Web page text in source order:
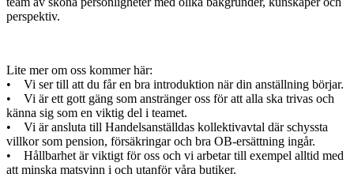
perspektiv.
Lite mer om oss kommer här:
• Vi ser till att du får en bra introduktion när din anställning börjar.
• Vi är ett gott gäng som anstränger oss för att alla ska trivas och
känna sig som en viktig del i teamet.
• Vi är ansluta till Handelsanställdas kollektivavtal där schyssta
villkor som pension, försäkringar och bra OB-ersättning ingår.
• Hållbarhet är viktigt för oss och vi arbetar till exempel alltid med
att minska matsvinn i och utanför våra butiker.